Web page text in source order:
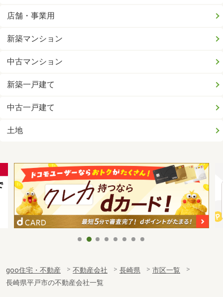
店舗・事業用
新築マンション
中古マンション
新築一戸建て
中古一戸建て
土地
goo住宅・不動産 不動産会社 長崎県
市区一覧
長崎県平戸市の不動産会社一覧